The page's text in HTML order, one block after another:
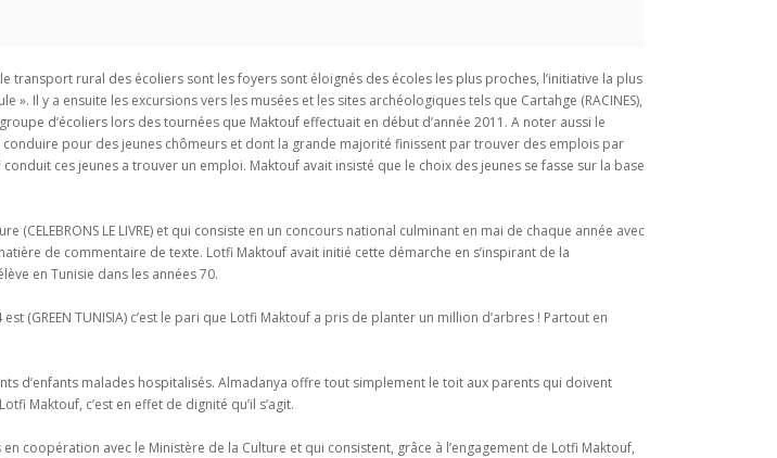
transport rural des écoliers sont les foyers sont éloignés des écoles les plus proches, l’initiative la plus
». Il y a ensuite les excursions vers les musées et les sites archéologiques tels que Cartahge (RACINES),
d’écoliers lors des tournées que Maktouf effectuait en début d’année 2011. A noter aussi le
conduire pour des jeunes chômeurs et dont la grande majorité finissent par trouver des emplois par
ces jeunes a trouver un emploi. Maktouf avait insisté que le choix des jeunes se fasse sur la base
LE LIVRE) et qui consiste en un concours national culminant en mai de chaque année avec
de commentaire de texte. Lotfi Maktouf avait initié cette démarche en s’inspirant de la
en Tunisie dans les années 70.
(GREEN TUNISIA) c’est le pari que Lotfi Maktouf a pris de planter un million d’arbres ! Partout en
d’enfants malades hospitalisés. Almadanya offre tout simplement le toit aux parents qui doivent
Maktouf, c’est en effet de dignité qu’il s’agit.
coopération avec le Ministère de la Culture et qui consistent, grâce à l’engagement de Lotfi Maktouf,